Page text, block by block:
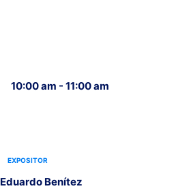
10:00 am - 11:00 am
EXPOSITOR
Eduardo Benítez